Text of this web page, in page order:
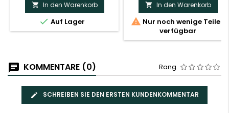
 In den Warenkorb
 Auf Lager
 In den Warenkorb
 Nur noch wenige Teile
verfügbar
KOMMENTARE (0) Rang
SCHREIBEN SIE DEN ERSTEN KUNDENKOMMENTAR